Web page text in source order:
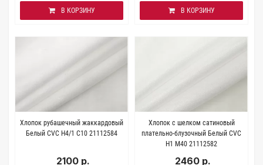
В КОРЗИНУ В КОРЗИНУ
Хлопок рубашечный жаккардовый
Белый CVC Н4/1 C10 21112584
2100 р.
Хлопок с шелком сатиновый
плательно-блузочный Белый CVC
H1 М40 21112582
2460 р.